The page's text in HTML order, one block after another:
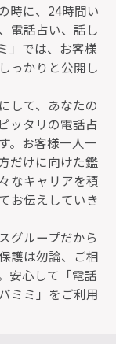
時に、24時間い
電話占い、話し
」では、お客様
っかりと公開し
して、あなたの
ッタリの電話占
。お客様一人一
だけに向けた鑑
なキャリアを積
お伝えしていき
グループだから
護は勿論、ご相
安心して「電話
ミミ」をご利用